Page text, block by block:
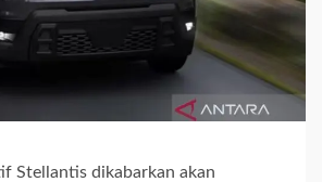
Stellantis dikabarkan akan